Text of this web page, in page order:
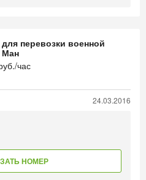
для перевозки военной
Ман
час
24.03.2016
НОМЕР